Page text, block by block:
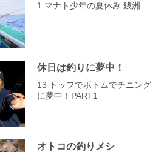
1 マナト少年の夏休み 銭洲
休日は釣りに夢中！
13 トップでボトムでチニング
に夢中！PART1
オトコの釣りメシ